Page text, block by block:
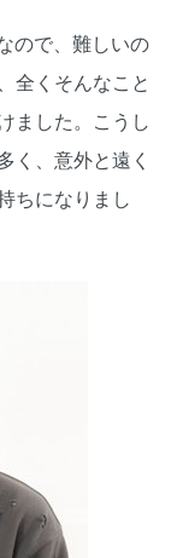
ので、難しいの
全くそんなこと
ました。こうし
く、意外と遠く
ちになりまし